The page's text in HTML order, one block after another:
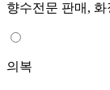
향수전문 판매,
의복